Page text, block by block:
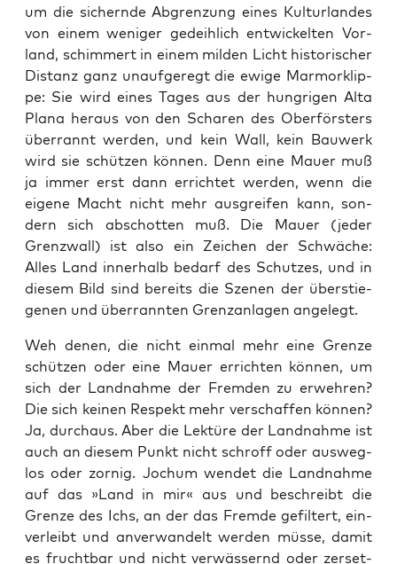
um die sichern­de Abgren­zung eines Kul­tur­lan­des
von einem weni­ger gedeih­lich ent­wi­ckel­ten Vor­
land, schim­mert in einem mil­den Licht his­to­ri­scher
Distanz ganz unauf­ge­regt die ewi­ge Mar­mor­klip­
pe: Sie wird eines Tages aus der hung­ri­gen Alta
Pla­na her­aus von den Scha­ren des Ober­förs­ters
über­rannt wer­den, und kein Wall, kein Bau­werk
wird sie schüt­zen kön­nen. Denn eine Mau­er muß
ja immer erst dann errich­tet wer­den, wenn die
eige­ne Macht nicht mehr aus­grei­fen kann, son­
dern sich abschot­ten muß. Die Mau­er (jeder
Grenz­wall) ist also ein Zei­chen der Schwä­che:
Alles Land inner­halb bedarf des Schut­zes, und in
die­sem Bild sind bereits die Sze­nen der über­stie­
ge­nen und über­rann­ten Grenz­an­la­gen angelegt.
Weh denen, die nicht ein­mal mehr eine Gren­ze
schüt­zen oder eine Mau­er errich­ten kön­nen, um
sich der Land­nah­me der Frem­den zu erweh­ren?
Die sich kei­nen Respekt mehr ver­schaf­fen kön­nen?
Ja, durch­aus. Aber die Lek­tü­re der Land­nah­me ist
auch an die­sem Punkt nicht schroff oder aus­weg­
los oder zor­nig. Jochum wen­det die Land­nah­me
auf das »Land in mir« aus und beschreibt die
Gren­ze des Ichs, an der das Frem­de gefil­tert, ein­
ver­leibt und anver­wan­delt wer­den müs­se, damit
es frucht­bar und nicht ver­wäs­sernd oder zer­set­